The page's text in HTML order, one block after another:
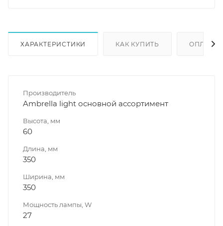
ХАРАКТЕРИСТИКИ КАК КУПИТЬ ОПЛАТА
Производитель
Ambrella light основной ассортимент
Высота, мм
60
Длина, мм
350
Ширина, мм
350
Мощность лампы, W
27